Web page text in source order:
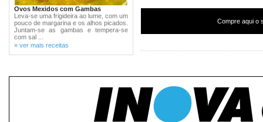
Ovos Mexidos com Gambas
Leva-se uma frigideira ao lume, com um
pouco de margarina e os alhos picados.
Juntam-se as gambas e tempera-se
com sal ...
» ver mais receitas
Compre aqui o